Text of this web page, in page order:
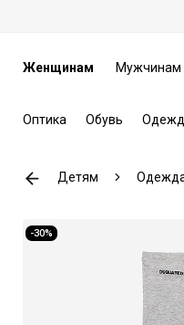
Женщинам Мужчинам
Оптика Обувь
Детям
-30%